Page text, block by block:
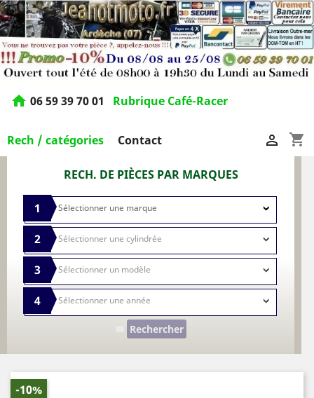
home 06 59 39 70 01 Rubrique Café-Racer
Rech / catégories Contact shopping_cart

RECH. DE PIÈCES PAR MARQUES
1
2
3
4
Rechercher
-10%